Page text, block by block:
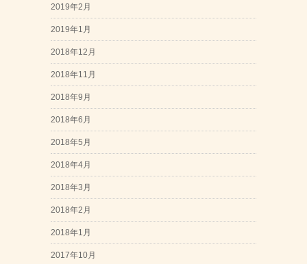
2019年2月
2019年1月
2018年12月
2018年11月
2018年9月
2018年6月
2018年5月
2018年4月
2018年3月
2018年2月
2018年1月
2017年10月